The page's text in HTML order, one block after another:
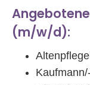
(m/w/d):